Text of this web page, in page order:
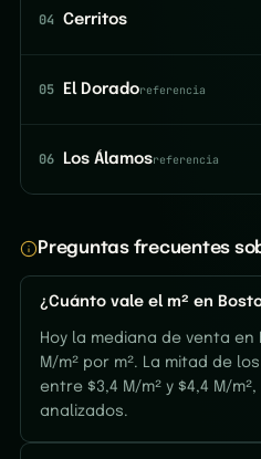
04 Cerritos
05 El Doradoreferencia
06 Los Álamosreferencia
Preguntas frecuentes
¿Cuánto vale el m² en
Hoy la mediana de venta en
M/m² por m². La mitad de
entre $3,4 M/m² y $4,4 M/
analizados.